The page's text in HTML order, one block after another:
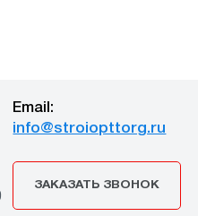
Email:
info@stroiopttorg.ru
ЗАКАЗАТЬ ЗВОНОК